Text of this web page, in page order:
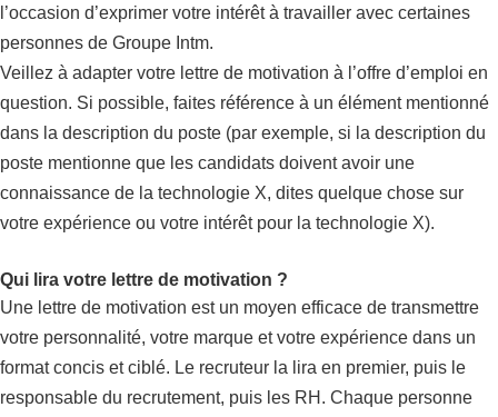
l’occasion d’exprimer votre intérêt à travailler avec certaines
personnes de Groupe Intm.
Veillez à adapter votre lettre de motivation à l’offre d’emploi en
question. Si possible, faites référence à un élément mentionné
dans la description du poste (par exemple, si la description du
poste mentionne que les candidats doivent avoir une
connaissance de la technologie X, dites quelque chose sur
votre expérience ou votre intérêt pour la technologie X).
Qui lira votre lettre de motivation ?
Une lettre de motivation est un moyen efficace de transmettre
votre personnalité, votre marque et votre expérience dans un
format concis et ciblé. Le recruteur la lira en premier, puis le
responsable du recrutement, puis les RH. Chaque personne